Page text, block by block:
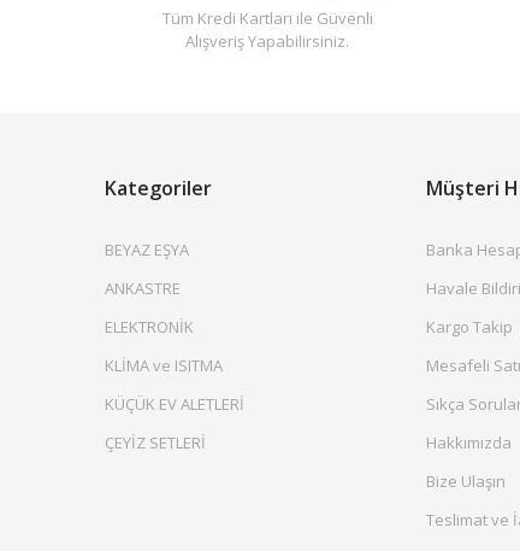
Tüm Kredi Kartları ile Güvenli
Alışveriş Yapabilirsiniz.
Kategoriler
BEYAZ EŞYA
ANKASTRE
ELEKTRONİK
KLİMA ve ISITMA
KÜÇÜK EV ALETLERİ
ÇEYİZ SETLERİ
Müşteri
Banka
Havale
Kargo Takip
Mesafeli
Sıkça
Hakkımızda
Bize Ulaşın
Teslimat ve